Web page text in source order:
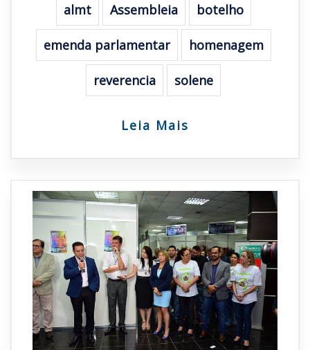
almt Assembleia botelho
emenda parlamentar homenagem
reverencia solene
Leia Mais